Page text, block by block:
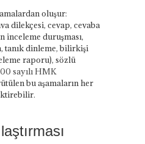
oluşur:
dilekçesi, cevap, cevaba
inceleme duruşması,
tanık dinleme, bilirkişi
raporu), sözlü
sayılı HMK
bu aşamaların her